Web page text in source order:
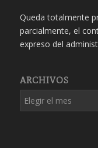
Queda totalmente
parcialmente, el
expreso del
ARCHIVOS